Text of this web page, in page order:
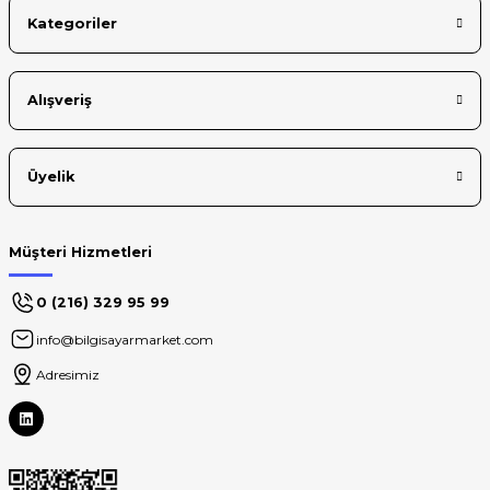
Kategoriler
Alışveriş
Üyelik
Müşteri Hizmetleri
0 (216) 329 95 99
info@bilgisayarmarket.com
Adresimiz